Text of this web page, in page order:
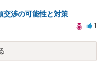
交渉の可能性と対策
1